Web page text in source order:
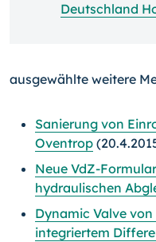
Deutschland
ausgewählte weitere
Sanierung von
Oventrop
Neue VdZ-
hydraulischen
Dynamic Valve
integriertem